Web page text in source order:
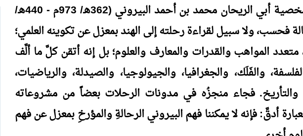
لا يمكن النظر إلى شخصية أبي الريحان محمد بن أحمد البيروني (362هـ/ 973م - 440هـ/
فحسب، ولا سبيل لقراءة رحلته إلى الهند بمعزل عن تكوينه العلمي؛
المواهب والقدرات والمعارف والعلوم؛ بل إنه أتقن كلَّ ما ألَّف
والفَلَك، والجغرافيا، والجيولوجيا، والصيدلة، والرياضيات،
والتأريخ. فجاء منجزُه في مدونات الرحلات بعضاً من مشروعاته
أدقَّ: فإنه لا يمكننا فهم البيروني الرحالةِ والمؤرخِ بمعزل عن فهم